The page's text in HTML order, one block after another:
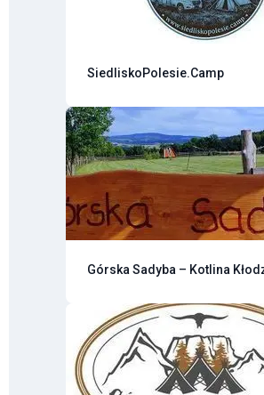
SiedliskoPolesie.Camp
Górska Sadyba – Kotlina